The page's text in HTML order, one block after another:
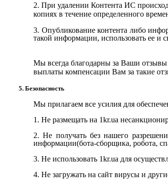
2. При удалении Контента ИС
копиях в течение определенного
3. Опубликование контента либо
такой информации, использовать ее и
Мы всегда благодарны за Ваши
выплаты компенсации Вам за такие
5. Безопасность
Мы прилагаем все усилия для
1. Не размещать на 1kr.ua
2. Не получать без нашего
информации(бота-сборщика, робота,
3. Не использовать 1kr.ua для
4. Не загружать на сайт вирусы и